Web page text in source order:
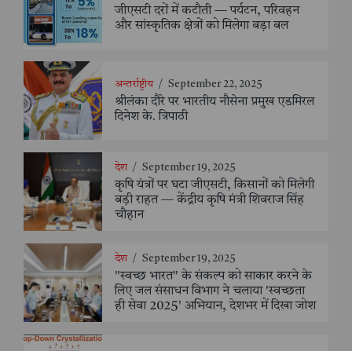
जीएसटी दरों में कटौती — पर्यटन, परिवहन
और सांस्कृतिक क्षेत्रों को मिलेगा बड़ा बल
अन्तर्राष्ट्रीय / September 22, 2025
श्रीलंका दौरे पर भारतीय नौसेना प्रमुख एडमिरल
दिनेश के. त्रिपाठी
देश / September 19, 2025
कृषि यंत्रों पर घटा जीएसटी, किसानों को मिलेगी
बड़ी राहत — केंद्रीय कृषि मंत्री शिवराज सिंह
चौहान
देश / September 19, 2025
"स्वच्छ भारत" के संकल्प को साकार करने के
लिए जल संसाधन विभाग ने चलाया 'स्वच्छता
ही सेवा 2025' अभियान, देशभर में दिखा जोश